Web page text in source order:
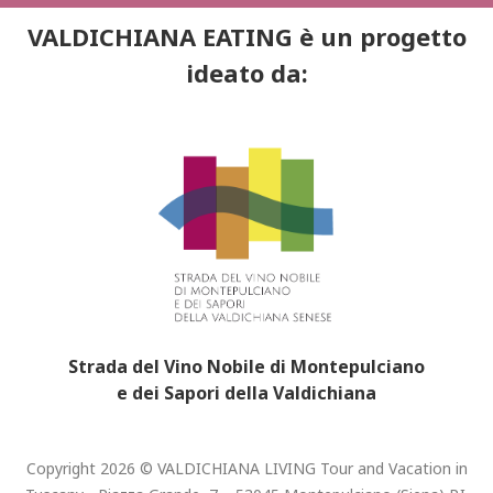
VALDICHIANA EATING è un progetto
ideato da:
Strada del Vino Nobile di Montepulciano
e dei Sapori della Valdichiana
Copyright 2026 © VALDICHIANA LIVING Tour and Vacation in